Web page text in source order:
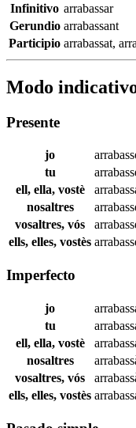
Infinitivo arrabassar
Gerundio arrabassant
Participio arrabassat,
Modo
Presente
jo
tu
ell, ella, vostè
nosaltres
vosaltres, vós
ells, elles, vostès
Imperfecto
jo
tu
ell, ella, vostè
nosaltres
vosaltres, vós
ells, elles, vostès